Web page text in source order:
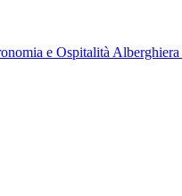
e Ospitalità Alberghiera